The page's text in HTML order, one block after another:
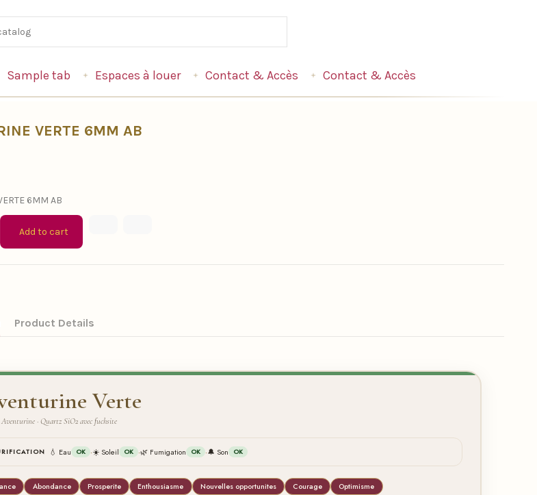
Sample tab Espaces à louer Contact & Accès Contact & Accès
VERTE 6MM AB
6MM AB
Add to cart
Product Details
Verte
· Quartz SiO2 avec fuchsite
💧 Eau OK ·☀️ Soleil OK ·🌿 Fumigation OK ·🔔 Son OK
Abondance Prosperite Enthousiasme Nouvelles opportunites Courage Optimisme